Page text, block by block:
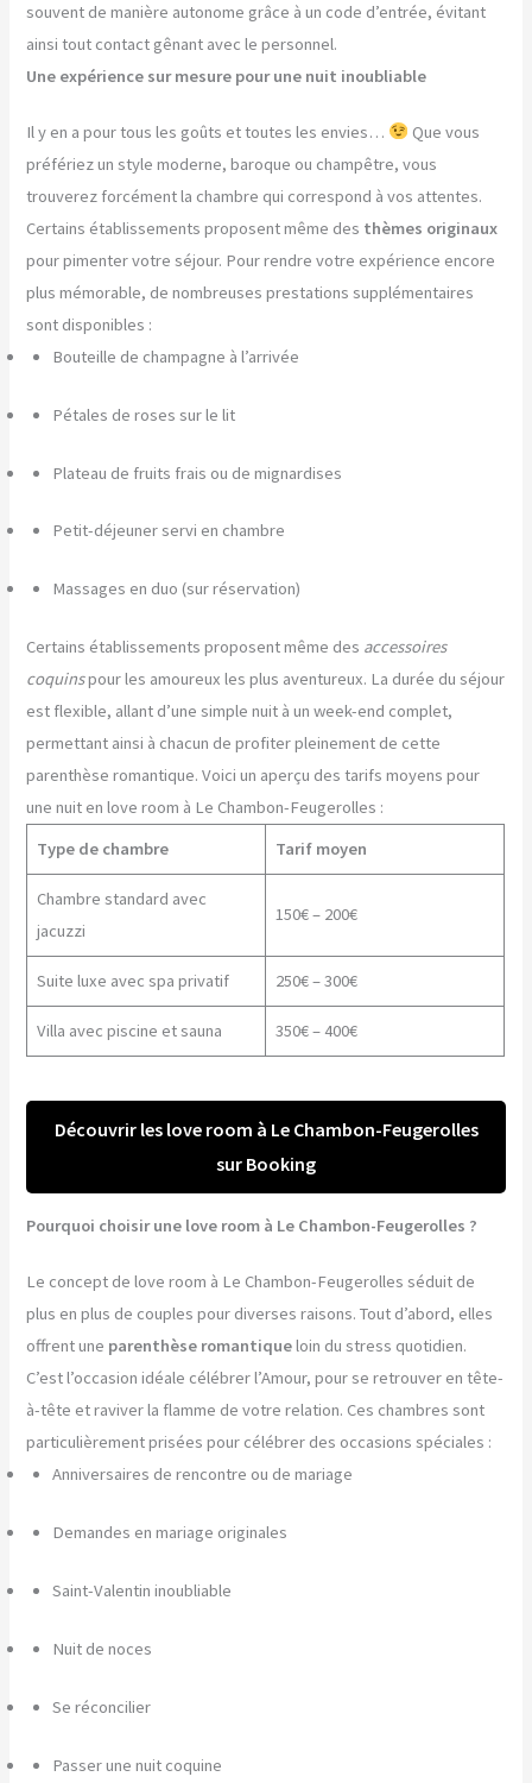
souvent de manière autonome grâce à un code d’entrée, évitant
ainsi tout contact gênant avec le personnel.
Une expérience sur mesure pour une nuit inoubliable
Il y en a pour tous les goûts et toutes les envies…
Que vous
préfériez un style moderne, baroque ou champêtre, vous
trouverez forcément la chambre qui correspond à vos attentes.
Certains établissements proposent même des thèmes originaux
pour pimenter votre séjour. Pour rendre votre expérience encore
plus mémorable, de nombreuses prestations supplémentaires
sont disponibles :
Bouteille de champagne à l’arrivée
Pétales de roses sur le lit
Plateau de fruits frais ou de mignardises
Petit-déjeuner servi en chambre
Massages en duo (sur réservation)
Certains établissements proposent même des accessoires
coquinspour les amoureux les plus aventureux. La durée du séjour
est flexible, allant d’une simple nuit à un week-end complet,
permettant ainsi à chacun de profiter pleinement de cette
parenthèse romantique. Voici un aperçu des tarifs moyens pour
une nuit en love room à Le Chambon-Feugerolles :
Type de chambre
Tarif moyen
Chambre standard avec
jacuzzi
150€ – 200€
Suite luxe avec spa privatif 250€ – 300€
Villa avec piscine et sauna 350€ – 400€
Découvrir les love room à Le Chambon-Feugerolles
sur Booking
Pourquoi choisir une love room à Le Chambon-Feugerolles ?
Le concept de love room à Le Chambon-Feugerolles séduit de
plus en plus de couples pour diverses raisons. Tout d’abord, elles
offrent une parenthèse romantiqueloin du stress quotidien.
C’est l’occasion idéale célébrer l’Amour, pour se retrouver en tête-
à-tête et raviver la flamme de votre relation. Ces chambres sont
particulièrement prisées pour célébrer des occasions spéciales :
Anniversaires de rencontre ou de mariage
Demandes en mariage originales
Saint-Valentin inoubliable
Nuit de noces
Se réconcilier
Passer une nuit coquine